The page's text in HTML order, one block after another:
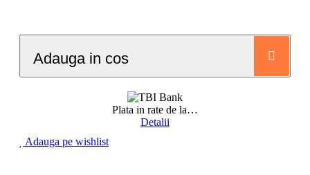
Adauga in cos
Plata in rate de la…
Detalii
Adauga pe wishlist